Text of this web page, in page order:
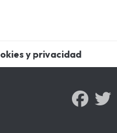
y privacidad